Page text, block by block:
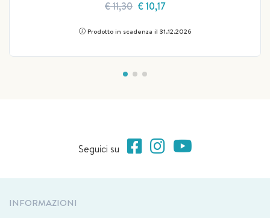
€ 11,30 € 10,17
Prodotto in scadenza il 31.12.2026
Seguici su
INFORMAZIONI